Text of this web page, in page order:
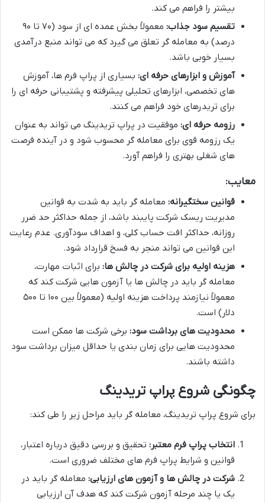
بیشتر را فراهم می کند.
تقسیم سود جذاب:
معمولاً بخش عمده ای از سود (۷۰ تا ۹۰
درصد) به معامله گر تعلق می گیرد که می تواند منبع درآمدی
بسیار خوبی باشد.
آموزش و ابزارهای حرفه ای: بسیاری از پراپ فرم ها، آموزش
های تخصصی، ابزارهای تحلیلی پیشرفته و پشتیبانی حرفه ای را
برای تریدرهای خود فراهم می کنند.
رزومه حرفه ای: موفقیت در پراپ تریدینگ می تواند به عنوان
یک رزومه قوی برای معامله گر محسوب شود و در آینده فرصت
های شغلی بهتری را فراهم آورد.
معایب:
قوانین سختگیرانه: معامله گر باید به شدت به قوانین
مدیریت ریسک شرکت پایبند باشد، از جمله حداکثر حد ضرر
روزانه، حداکثر افت حساب کلی، و اهداف سودآوری. عدم رعایت
این قوانین می تواند منجر به فسخ قرارداد شود.
هزینه اولیه برای شرکت در چالش ها: برای اثبات مهارت،
معامله گر باید در چالش ها یا آزمون هایی شرکت کند که
معمولاً نیازمند پرداخت هزینه اولیه (معمولاً بین ۱۰۰ تا ۵۰۰
دلار) است.
محدودیت های برداشت سود: برخی شرکت ها ممکن است
محدودیت هایی برای زمان بندی یا حداقل میزان برداشت سود
داشته باشند.
چگونگی شروع پراپ تریدینگ
برای شروع پراپ تریدینگ، معامله گر باید مراحل زیر را طی کند:
انتخاب پراپ فرم معتبر: تحقیق و بررسی دقیق درباره اعتبار،
قوانین و شرایط پراپ فرم های مختلف ضروری است.
شرکت در چالش ها و آزمون های ارزیابی: معامله گر باید در
یک یا چند مرحله آزمون شرکت کند که هدف آن ارزیابی